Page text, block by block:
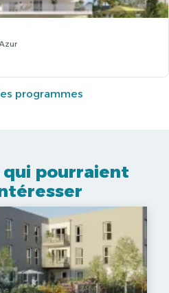
programmes
pourraient